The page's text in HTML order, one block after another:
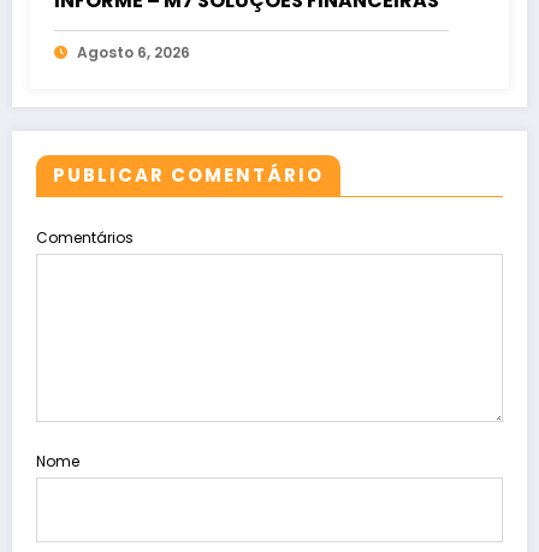
Agosto 6, 2026
PUBLICAR COMENTÁRIO
Comentários
Nome